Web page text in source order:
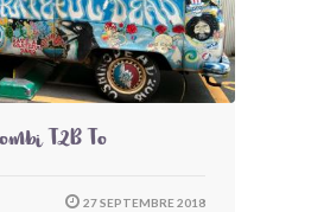
T2B To
27 SEPTEMBRE 2018